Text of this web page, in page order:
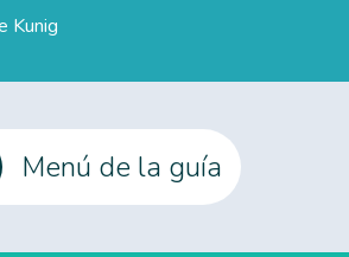
Kunig
Menú de la guía